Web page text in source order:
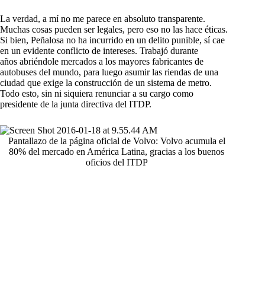
La verdad, a mí no me parece en absoluto transparente.
Muchas cosas pueden ser legales, pero eso no las hace éticas.
Si bien, Peñalosa no ha incurrido en un delito punible, sí cae
en un evidente conflicto de intereses. Trabajó durante
años abriéndole mercados a los mayores fabricantes de
autobuses del mundo, para luego asumir las riendas de una
ciudad que exige la construcción de un sistema de metro.
Todo esto, sin ni siquiera renunciar a su cargo como
presidente de la junta directiva del ITDP.
Pantallazo de la página oficial de Volvo: Volvo acumula el
80% del mercado en América Latina, gracias a los buenos
oficios del ITDP